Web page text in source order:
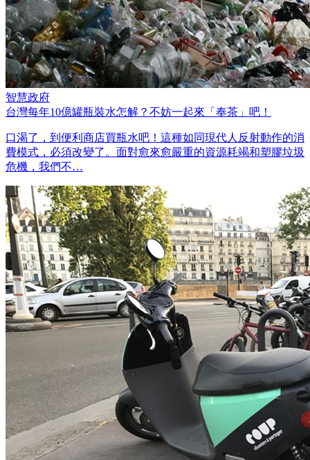
智慧政府
台灣每年10億罐瓶裝水怎解？不妨一起來「奉茶」吧！
口渴了，到便利商店買瓶水吧！這種如同現代人反射動作的消
費模式，必須改變了。面對愈來愈嚴重的資源耗竭和塑膠垃圾
危機，我們不…